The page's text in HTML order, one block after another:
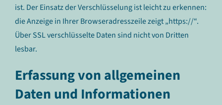
ist. Der Einsatz der Verschlüsselung ist leicht zu erkennen:
die Anzeige in Ihrer Browseradresszeile zeigt „https://“.
Über SSL verschlüsselte Daten sind nicht von Dritten
lesbar.
Erfassung von allgemeinen
Daten und Informationen